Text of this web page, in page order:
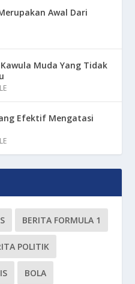
Awal Dari
Muda Yang Tidak
Efektif Mengatasi
BERITA FORMULA 1
POLITIK
BOLA